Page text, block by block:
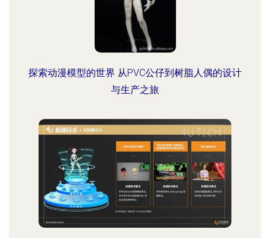
探索动漫模型的世界 从PVC公仔到树脂人偶的设计
与生产之旅